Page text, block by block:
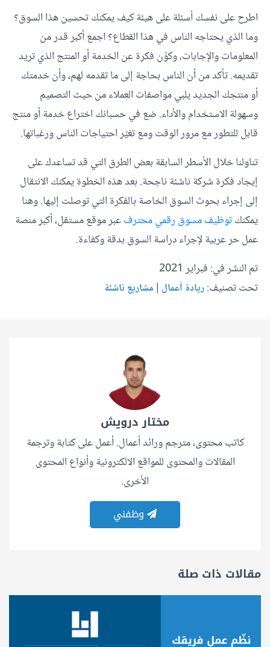
اطرح على نفسك أسئلة على هيئة كيف يمكنك تحسين هذا السوق؟
وما الذي يحتاجه الناس في هذا القطاع؟ اجمع أكبر قدر من
المعلومات والإجابات، وكوِّن فكرة عن الخدمة أو المنتج الذي تريد
تقديمه. تأكد من أن الناس بحاجة إلى ما تقدمه لهم، وأن خدمتك
أو منتجك الجديد يلبي مواصفات العملاء من حيث التصميم
وسهولة الاستخدام والأداء. ضع في حسبانك اختراع خدمة أو منتج
قابل للتطور مع مرور الوقت ومع تغيّر احتياجات الناس ورغباتها.
تناولنا خلال الأسطر السابقة بعض الطرق التي قد تساعدك على
إيجاد فكرة شركة ناشئة ناجحة. بعد هذه الخطوة يمكنك الانتقال
إلى إجراء بحوث السوق الخاصة بالفكرة التي توصلت إليها. وهنا
يمكنكتوظيف مسوق رقمي محترفعبر موقع مستقل، أكبر منصة
عمل حر عربية لإجراء دراسة السوق بدقة وكفاءة.
تم النشر في: فبراير 2021
تحت تصنيف:ريادة أعمال | مشاريع ناشئة
مختار درويش
كاتب محتوى، مترجم ورائد أعمال. أعمل على كتابة وترجمة
المقالات والمحتوى للمواقع الالكترونية وأنواع المحتوى
الأخرى.
وظفني
مقالات ذات صلة